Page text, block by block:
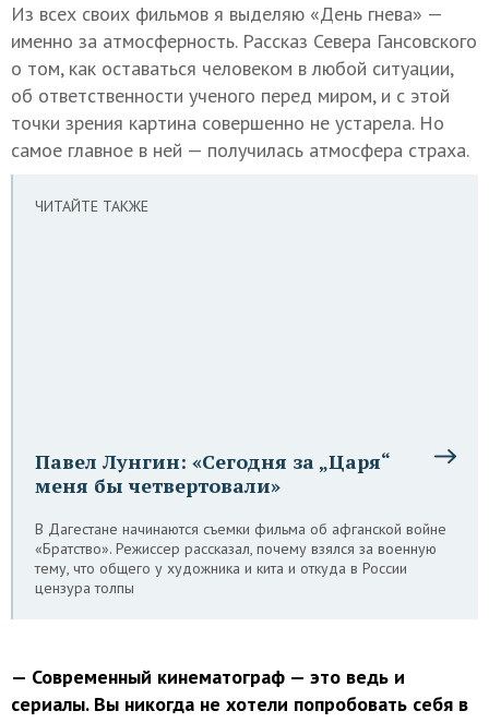
Из всех своих фильмов я выделяю «День гнева» —
именно за атмосферность. Рассказ Севера Гансовского
о том, как оставаться человеком в любой ситуации,
об ответственности ученого перед миром, и с этой
точки зрения картина совершенно не устарела. Но
самое главное в ней — получилась атмосфера страха.
ЧИТАЙТЕ ТАКЖЕ
Павел Лунгин: «Сегодня за „Царя“
меня бы четвертовали»
В Дагестане начинаются съемки фильма об афганской войне
«Братство». Режиссер рассказал, почему взялся за военную
тему, что общего у художника и кита и откуда в России
цензура толпы
— Современный кинематограф — это ведь и
сериалы. Вы никогда не хотели попробовать себя в